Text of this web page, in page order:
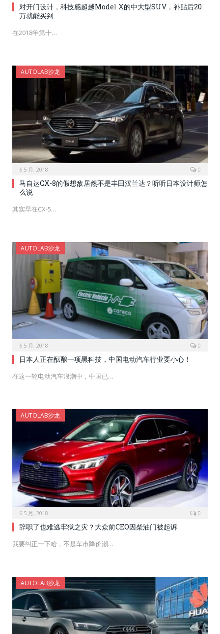
对开门设计，科技感超越Model X的中大型SUV，补贴后20
万就能买到
在2018年第十…
AUTOLAB沙龙
6 5 月, 2018 0
马自达CX-8的假想敌居然不是丰田汉兰达？听听日本设计师怎
么说
其实早在CX-5…
AUTOLAB沙龙
6 5 月, 2018 0
日本人正在酝酿一项黑科技，中国电动汽车行业要小心！
在这一轮电动汽车浪潮中，中国已…
AUTOLAB沙龙
6 5 月, 2018 0
辞职了也难逃牢狱之灾？大众前CEO因柴油门被起诉
我要纠正一下哈，不是车市降价潮…
AUTOLAB沙龙